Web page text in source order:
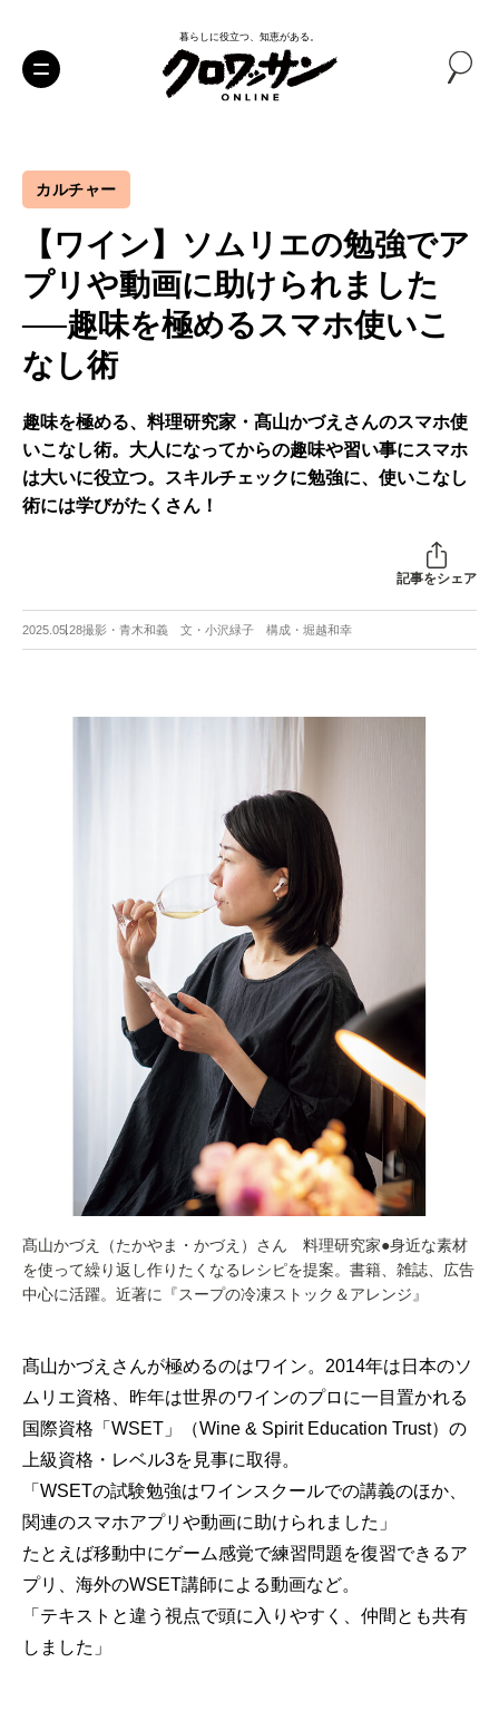
暮らしに役立つ、知恵がある。
カルチャー
【ワイン】ソムリエの勉強でア
プリや動画に助けられました
──趣味を極めるスマホ使いこ
なし術
趣味を極める、料理研究家・髙⼭かづえさんのスマホ使
いこなし術。大人になってからの趣味や習い事にスマホ
は大いに役立つ。スキルチェックに勉強に、使いこなし
術には学びがたくさん！
記事をシェア
2025.05.28撮影・青木和義 文・小沢緑子 構成・堀越和幸
髙⼭かづえ（たかやま・かづえ）さん 料理研究家●身近な素材
を使って繰り返し作りたくなるレシピを提案。書籍、雑誌、広告
中心に活躍。近著に『スープの冷凍ストック＆アレンジ』
髙山かづえさんが極めるのはワイン。2014年は日本のソ
ムリエ資格、昨年は世界のワインのプロに一目置かれる
国際資格「WSET」（Wine & Spirit Education Trust）の
上級資格・レベル3を見事に取得。
「WSETの試験勉強はワインスクールでの講義のほか、
関連のスマホアプリや動画に助けられました」
たとえば移動中にゲーム感覚で練習問題を復習できるア
プリ、海外のWSET講師による動画など。
「テキストと違う視点で頭に入りやすく、仲間とも共有
しました」